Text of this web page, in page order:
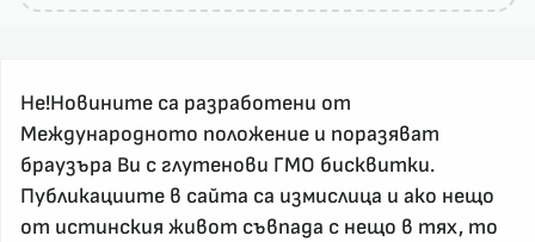
За реклама и връзка с нас, пишете на
nenovinite@gmail.com
Не!Новините са разработени от
Международното положение и поразяват
браузъра Ви с глутенови ГМО бисквитки.
Публикациите в сайта са измислица и ако нещо
от истинския живот съвпада с нещо в тях, то